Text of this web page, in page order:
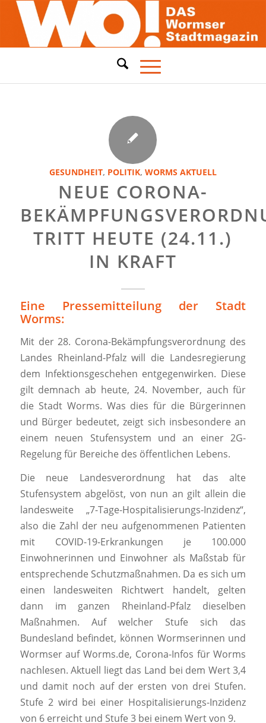
GESUNDHEIT, POLITIK, WORMS AKTUELL
NEUE CORONA-
TRITT HEUTE (24.11.)
IN KRAFT
Eine Pressemitteilung der Stadt
Worms:
Mit der 28. Corona-Bekämpfungsverordnung des
Landes Rheinland-Pfalz will die Landesregierung
dem Infektionsgeschehen entgegenwirken. Diese
gilt demnach ab heute, 24. November, auch für
die Stadt Worms. Was dies für die Bürgerinnen
und Bürger bedeutet, zeigt sich insbesondere an
einem neuen Stufensystem und an einer 2G-
Regelung für Bereiche des öffentlichen Lebens.
Die neue Landesverordnung hat das alte
Stufensystem abgelöst, von nun an gilt allein die
landesweite „7-Tage-Hospitalisierungs-Inzidenz“,
also die Zahl der neu aufgenommenen Patienten
mit COVID-19-Erkrankungen je 100.000
Einwohnerinnen und Einwohner als Maßstab für
entsprechende Schutzmaßnahmen. Da es sich um
einen landesweiten Richtwert handelt, gelten
dann im ganzen Rheinland-Pfalz dieselben
Maßnahmen. Auf welcher Stufe sich das
Bundesland befindet, können Wormserinnen und
Wormser auf Worms.de, Corona-Infos für Worms
nachlesen. Aktuell liegt das Land bei dem Wert 3,4
und damit noch auf der ersten von drei Stufen.
Stufe 2 wird bei einer Hospitalisierungs-Inzidenz
von 6 erreicht und Stufe 3 bei einem Wert von 9.